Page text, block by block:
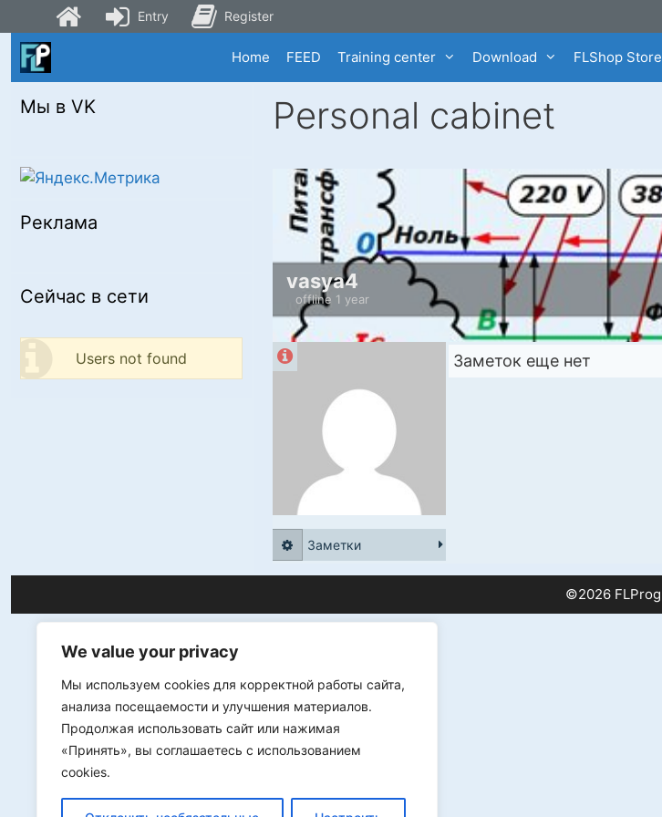
We value your privacy
Мы используем cookies для корректной работы сайта,
анализа посещаемости и улучшения материалов.
Продолжая использовать сайт или нажимая
«Принять», вы соглашаетесь с использованием
cookies.
Skip
Home FEED Training center Download FLShop Store
Personal cabinet
vasya4
offline 1 year
Заметки
Заметок еще нет
Мы в VK
Реклама
Сейчас в сети
Users not found
©2026 FLProg
Entry Register